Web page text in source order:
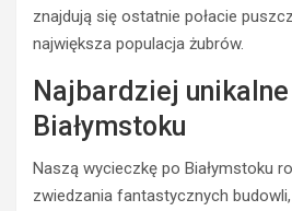
znajdują się ostatnie połacie
największa populacja żubrów.
Najbardziej
Białymstoku
Naszą wycieczkę po Białymstoku
zwiedzania fantastycznych